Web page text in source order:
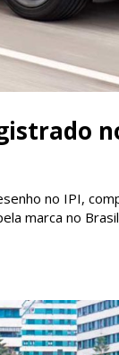
no IPI,
marca no